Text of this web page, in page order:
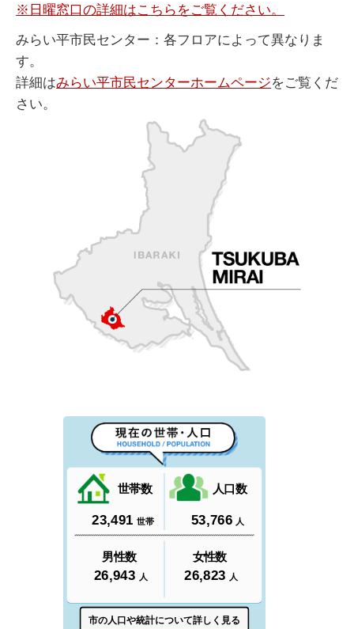
※日曜窓口の詳細はこちらをご覧ください。
みらい平市民センター：各フロアによって異なりま
す。
詳細はみらい平市民センターホームページをご覧くだ
さい。